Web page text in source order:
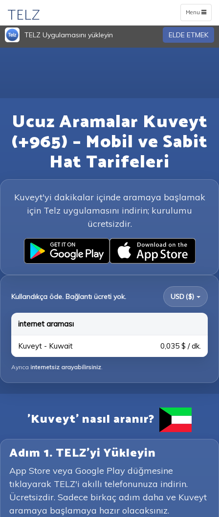
Toggle
navigation
Menu
TELZ
TELZ Uygulamasını yükleyin ELDE ETMEK
Ucuz Aramalar Kuveyt
(+965) – Mobil ve Sabit
Hat Tarifeleri
Kuveyt'yi dakikalar içinde aramaya başlamak
için Telz uygulamasını indirin; kurulumu
ücretsizdir.
Kullandıkça öde. Bağlantı ücreti yok. USD ($)
internet araması
Kuveyt - Kuwait 0,035 $ / dk.
Ayrıca internetsiz arayabilirsiniz.
'Kuveyt' nasıl aranır?
Adım 1. TELZ'yi Yükleyin
App Store veya Google Play düğmesine
tıklayarak TELZ'i akıllı telefonunuza indirin.
Ücretsizdir. Sadece birkaç adım daha ve Kuveyt
aramaya başlamaya hazır olacaksınız.